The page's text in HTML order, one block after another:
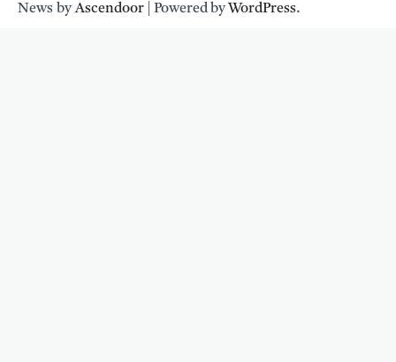
News byAscendoor | Powered byWordPress.